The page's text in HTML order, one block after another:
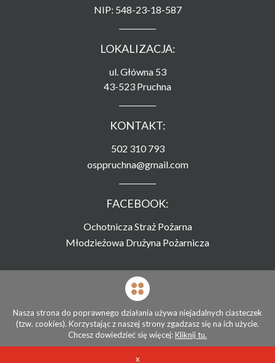
NIP: 548-23-18-587
LOKALIZACJA:
ul. Główna 53
43-523 Pruchna
KONTAKT:
502 310 793
osppruchna@gmail.com
FACEBOOK:
Ochotnicza Straż Pożarna
Młodzieżowa Drużyna Pożarnicza
Strona zamieszczona na serwerze
Związku Ochotniczych Straży Pożarnych RP
© Ochotnicza Straż Pożarna Pruchna 2026
Nasza strona do poprawnego działania używa niejadalnych ciasteczek
(tzw. cookies). Korzystając z naszej strony zgadzasz się na ich użycie.
Chcesz dowiedzieć się więcej:Kliknij tu.
x